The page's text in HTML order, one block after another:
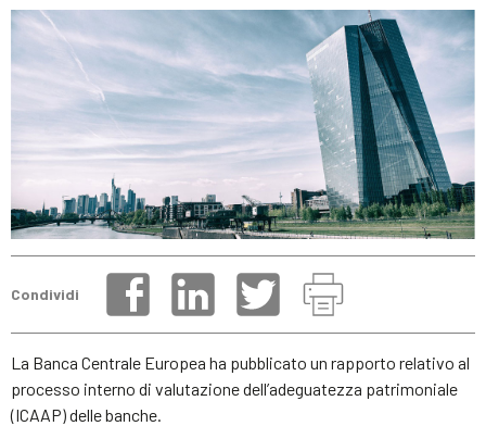
Condividi
La Banca Centrale Europea ha pubblicato un rapporto relativo al
processo interno di valutazione dell’adeguatezza patrimoniale
(ICAAP) delle banche.